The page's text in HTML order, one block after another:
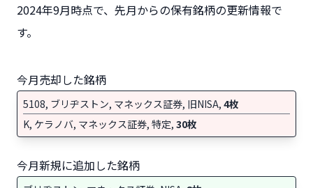
2024年9月時点で、先月からの保有銘柄の更新情報で
す。
今月売却した銘柄
5108, ブリヂストン, マネックス証券, 旧NISA, 4枚
K, ケラノバ, マネックス証券, 特定, 30枚
今月新規に追加した銘柄